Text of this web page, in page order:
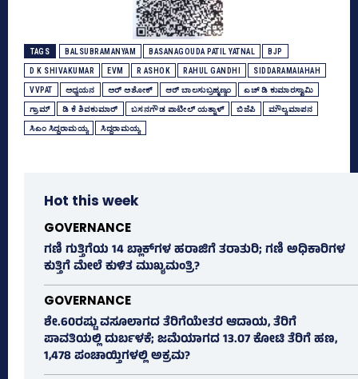
TAGS BALSUBRAMANYAM BASANAGOUDA PATIL YATNAL BJP
D K SHIVAKUMAR EVM R ASHOK RAHUL GANDHI SIDDARAMAIAHAH
VVPAT ಅಧ್ಯಯನ ಅರ್‍‌ ಅಶೋಕ್‌ ಆರ್‌ ಬಾಲಸುಬ್ರಹ್ಮಣ್ಯಂ ಎಚ್‌ ಡಿ ಕುಮಾರಸ್ವಾಮಿ
ಗ್ರಾಮ್‌ ಡಿ ಕೆ ಶಿವಕುಮಾರ್ ಬಸನಗೌಡ ಪಾಟೀಲ್‌ ಯತ್ನಾಳ್‌ ಬಿಜೆಪಿ ಮೌಲ್ಯಮಾಪನ
ಸಿಎಂ ಸಿದ್ದರಾಮಯ್ಯ ಸಿದ್ದರಾಮಯ್ಯ
Hot this week
GOVERNANCE
ಗಣಿ ಗುತ್ತಿಗೆಯ 14 ಬ್ಲಾಕ್‌ಗಳ ಹರಾಜಿಗೆ ತರಾತುರಿ; ಗಣಿ ಅಧಿಕಾರಿಗಳ
ಕುತ್ತಿಗೆ ಮೇಲೆ ಕುಳಿತ ಮುಖ್ಯಮಂತ್ರಿ?
GOVERNANCE
ಶೇ.60ರಷ್ಟು ವಸೂಲಾಗದ ತೆರಿಗೆಯೇತರ ಆದಾಯ, ತೆರಿಗೆ
ಪಾವತಿಯಲ್ಲಿ ದುರ್ಬಳಕೆ; ಜಮೆಯಾಗದ 13.07 ಕೋಟಿ ತೆರಿಗೆ ಹಣ,
1,478 ಪಂಚಾಯ್ತಿಗಳಲ್ಲಿ ಅಕ್ರಮ?